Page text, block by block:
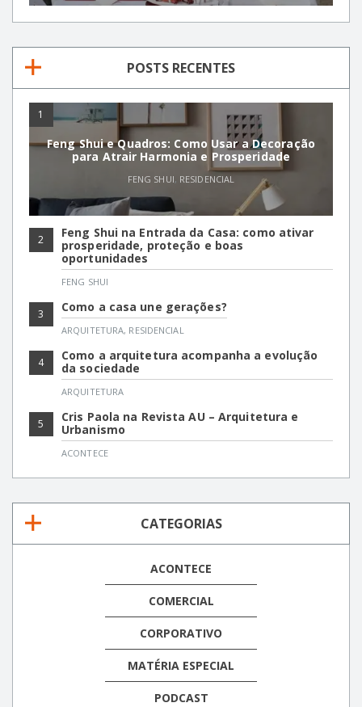
POSTS RECENTES
1
Feng Shui e Quadros: Como Usar a Decoração
para Atrair Harmonia e Prosperidade
FENG SHUI, RESIDENCIAL
2
Feng Shui na Entrada da Casa: como ativar
prosperidade, proteção e boas
oportunidades
FENG SHUI
3 Como a casa une gerações?
ARQUITETURA, RESIDENCIAL
4
Como a arquitetura acompanha a evolução
da sociedade
ARQUITETURA
5
Cris Paola na Revista AU – Arquitetura e
Urbanismo
ACONTECE
CATEGORIAS
ACONTECE
COMERCIAL
CORPORATIVO
MATÉRIA ESPECIAL
PODCAST